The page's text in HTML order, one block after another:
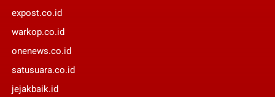
expost.co.id
warkop.co.id
onenews.co.id
satusuara.co.id
jejakbaik.id